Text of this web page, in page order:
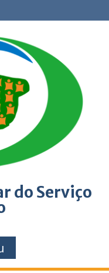
do Serviço